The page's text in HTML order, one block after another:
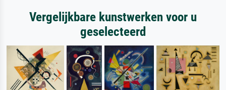
Vergelijkbare kunstwerken voor u
geselecteerd